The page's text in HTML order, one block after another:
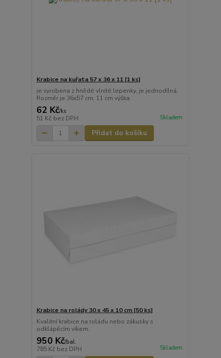
Krabice na kuřata 57 x 36 x 11 [1 ks]
je vyrobena z hnědé vlnité lepenky, je jednodílná.
Rozměr je 36x57 cm, 11 cm výška.
62 Kč/ks
51 Kč bez DPH Skladem
Přidat do košíku
Krabice na rolády 30 x 45 x 10 cm [50 ks]
Kvalitní krabice na roládu nebo zákusky s
odklápěcím víkem.
950 Kč/bal.
785 Kč bez DPH Skladem